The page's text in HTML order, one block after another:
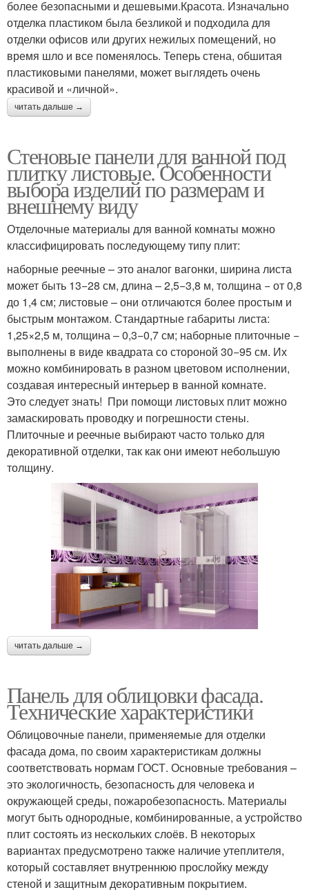
более безопасными и дешевыми.Красота. Изначально
отделка пластиком была безликой и подходила для
отделки офисов или других нежилых помещений, но
время шло и все поменялось. Теперь стена, обшитая
пластиковыми панелями, может выглядеть очень
красивой и «личной».
читать дальше →
Стеновые панели для ванной под
плитку листовые. Особенности
выбора изделий по размерам и
внешнему виду
Отделочные материалы для ванной комнаты можно
классифицировать последующему типу плит:
наборные реечные – это аналог вагонки, ширина листа
может быть 13−28 см, длина – 2,5−3,8 м, толщина − от 0,8
до 1,4 см; листовые – они отличаются более простым и
быстрым монтажом. Стандартные габариты листа:
1,25×2,5 м, толщина – 0,3−0,7 см; наборные плиточные −
выполнены в виде квадрата со стороной 30−95 см. Их
можно комбинировать в разном цветовом исполнении,
создавая интересный интерьер в ванной комнате.
Это следует знать! При помощи листовых плит можно
замаскировать проводку и погрешности стены.
Плиточные и реечные выбирают часто только для
декоративной отделки, так как они имеют небольшую
толщину.
читать дальше →
Панель для облицовки фасада.
Технические характеристики
Облицовочные панели, применяемые для отделки
фасада дома, по своим характеристикам должны
соответствовать нормам ГОСТ. Основные требования –
это экологичность, безопасность для человека и
окружающей среды, пожаробезопасность. Материалы
могут быть однородные, комбинированные, а устройство
плит состоять из нескольких слоёв. В некоторых
вариантах предусмотрено также наличие утеплителя,
который составляет внутреннюю прослойку между
стеной и защитным декоративным покрытием.